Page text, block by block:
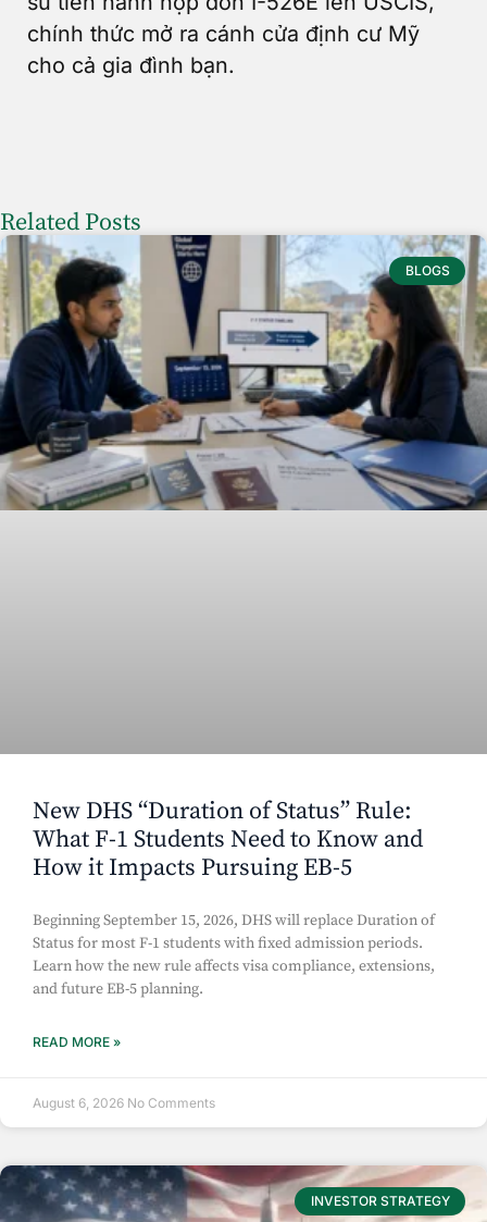
chính thức mở ra cánh cửa định cư Mỹ
cho cả gia đình bạn.
Related Posts
BLOGS
New DHS “Duration of Status” Rule:
What F-1 Students Need to Know and
How it Impacts Pursuing EB-5
Beginning September 15, 2026, DHS will replace Duration of
Status for most F-1 students with fixed admission periods.
Learn how the new rule affects visa compliance, extensions,
and future EB-5 planning.
READ MORE »
August 6, 2026 No Comments
INVESTOR STRATEGY